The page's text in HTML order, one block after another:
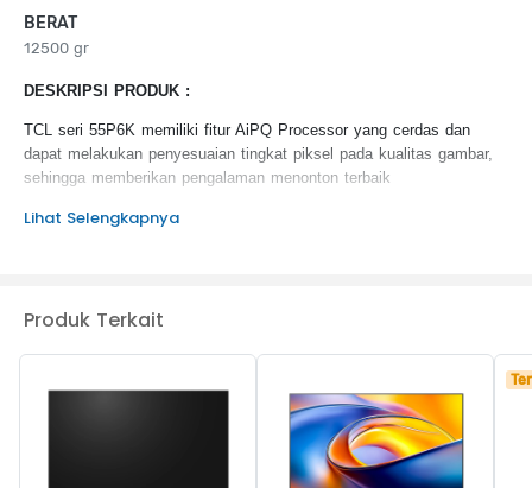
BERAT
12500 gr
DESKRIPSI PRODUK :
TCL seri 55P6K memiliki fitur AiPQ Processor yang cerdas dan
dapat melakukan penyesuaian tingkat piksel pada kualitas gambar,
sehingga memberikan pengalaman menonton terbaik
KEUNGGULAN PRODUK :
Metallic Bezel-less
Lihat Selengkapnya
Produk Terkait